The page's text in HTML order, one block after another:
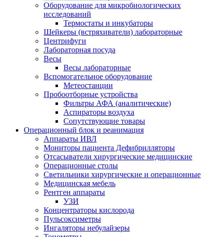
Оборудование для микробиологических
исследований
Термостаты и инкубаторы
Шейкеры (встряхиватели) лабораторные
Центрифуги
Лабораторная посуда
Весы
Весы лабораторные
Вспомогательное оборудование
Метеостанции
Пробоотборные устройства
Фильтры АФА (аналитические)
Аспираторы воздуха
Сопутствующие товары
Операционный блок и реанимация
Аппараты ИВЛ
Мониторы пациента Дефибрилляторы
Отсасыватели хирургические медицинские
Операционные столы
Светильники хирургические и операционные
Медицинская мебель
Рентген аппараты
УЗИ
Концентраторы кислорода
Пульсоксиметры
Ингаляторы небулайзеры